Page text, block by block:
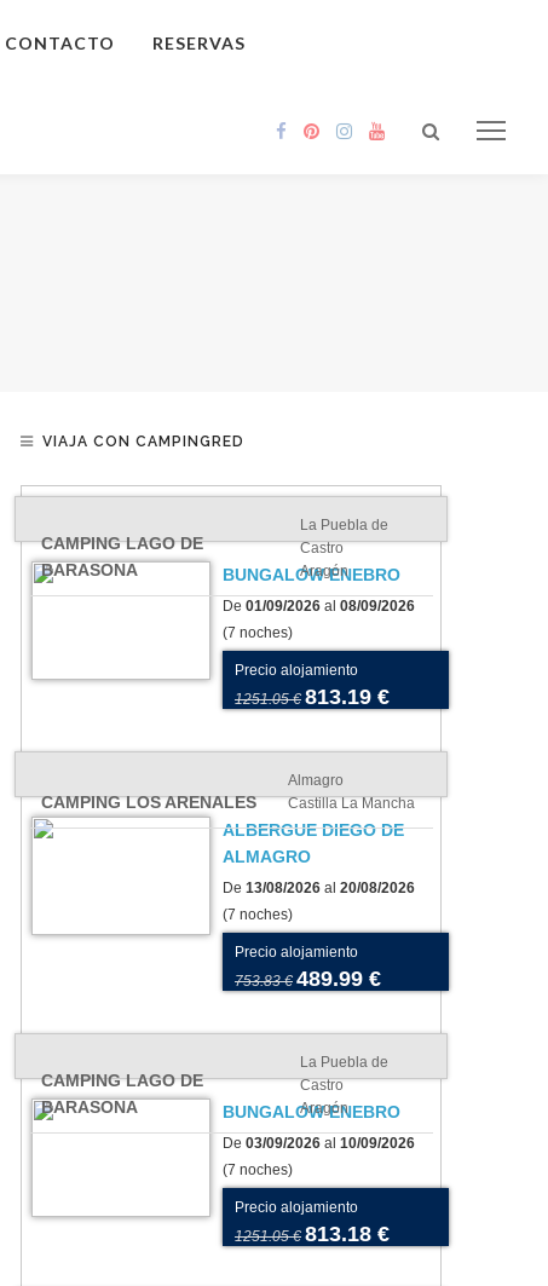
CONTACTO RESERVAS
VIAJA CON CAMPINGRED
CAMPING LAGO DE
BARASONA
La Puebla de
Castro
Aragón
BUNGALOW ENEBRO
De 01/09/2026 al 08/09/2026
(7 noches)
Precio alojamiento
1251.05 € 813.19 €
CAMPING LOS ARENALES
Almagro
Castilla La Mancha
ALBERGUE DIEGO DE
ALMAGRO
De 13/08/2026 al 20/08/2026
(7 noches)
Precio alojamiento
753.83 € 489.99 €
CAMPING LAGO DE
BARASONA
La Puebla de
Castro
Aragón
BUNGALOW ENEBRO
De 03/09/2026 al 10/09/2026
(7 noches)
Precio alojamiento
1251.05 € 813.18 €